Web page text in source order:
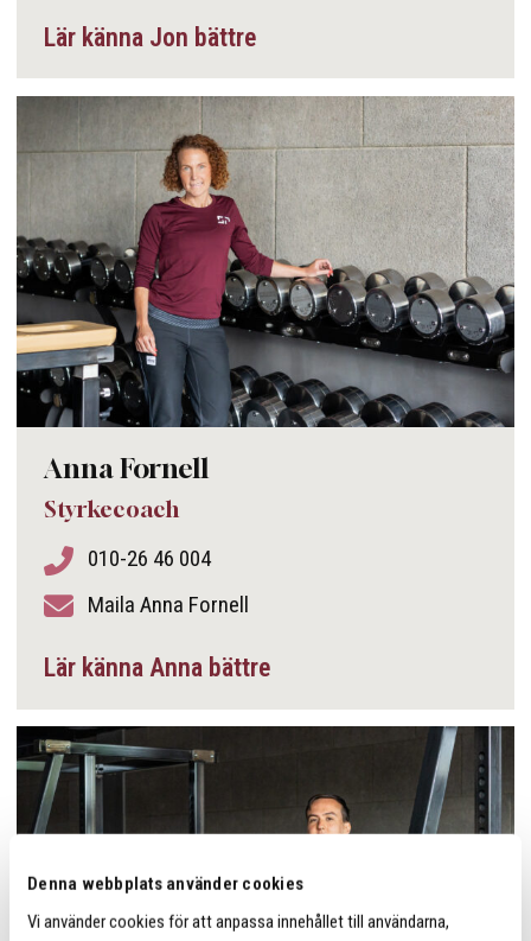
Denna webbplats använder cookies
Vi använder cookies för att anpassa innehållet till användarna,
Lär känna Jon bättre
Anna Fornell
Styrkecoach
010-26 46 004
Maila Anna Fornell
Lär känna Anna bättre